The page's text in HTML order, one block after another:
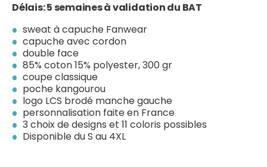
Délais: 5 semaines à validation du BAT
sweat à capuche Fanwear
capuche avec cordon
double face
85% coton 15% polyester, 300 gr
coupe classique
poche kangourou
logo LCS brodé manche gauche
personnalisation faite en France
3 choix de designs et 11 coloris possibles
Disponible du S au 4XL